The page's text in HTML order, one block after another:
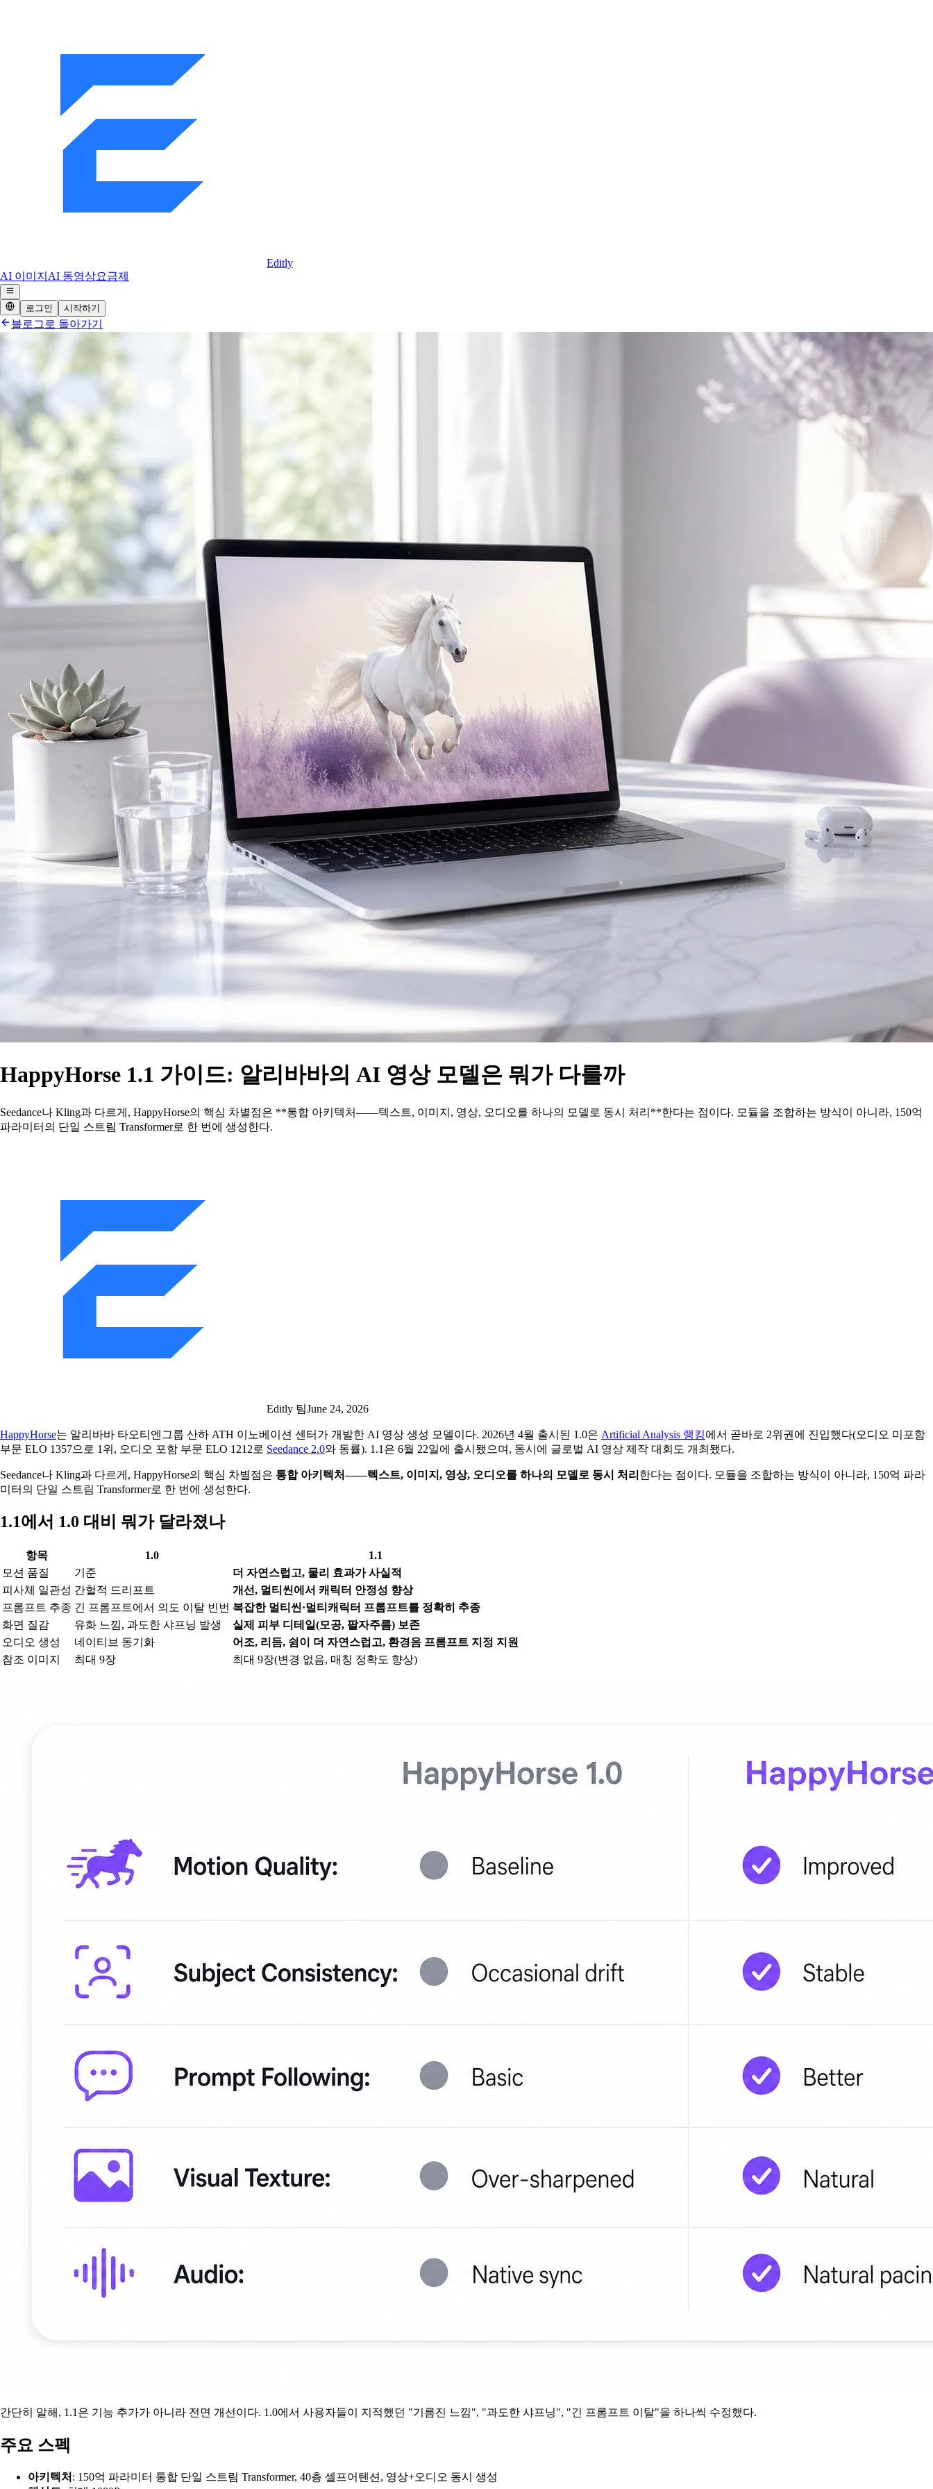
Editly
AI 이미지 AI 동영상요금제
로그인 시작하기
블로그로 돌아가기
HappyHorse 1.1 가이드: 알리바바의 AI 영상 모델은 뭐가 다를까
Seedance나 Kling과 다르게, HappyHorse의 핵심 차별점은 **통합 아키텍처——텍스트, 이미지, 영상, 오디오를 하나의 모델로 동시 처리**한다는 점이다. 모듈을 조합하는 방식이 아니라, 150억
파라미터의 단일 스트림 Transformer로 한 번에 생성한다.
Editly 팀June 24, 2026
HappyHorse는 알리바바 타오티엔그룹 산하 ATH 이노베이션 센터가 개발한 AI 영상 생성 모델이다. 2026년 4월 출시된 1.0은 Artificial Analysis 랭킹에서 곧바로 2위권에 진입했다(오디오 미포함
부문 ELO 1357으로 1위, 오디오 포함 부문 ELO 1212로 Seedance 2.0와 동률). 1.1은 6월 22일에 출시됐으며, 동시에 글로벌 AI 영상 제작 대회도 개최됐다.
Seedance나 Kling과 다르게, HappyHorse의 핵심 차별점은 통합 아키텍처——텍스트, 이미지, 영상, 오디오를 하나의 모델로 동시 처리 한다는 점이다. 모듈을 조합하는 방식이 아니라, 150억 파라
미터의 단일 스트림 Transformer로 한 번에 생성한다.
1.1에서 1.0 대비 뭐가 달라졌나
항목 1.0
1.1
모션 품질
기준
더 자연스럽고, 물리 효과가 사실적
피사체 일관성 간헐적 드리프트
개선, 멀티씬에서 캐릭터 안정성 향상
프롬프트 추종 긴 프롬프트에서 의도 이탈 빈번 복잡한 멀티씬·멀티캐릭터 프롬프트를 정확히 추종
화면 질감
유화 느낌, 과도한 샤프닝 발생
실제 피부 디테일(모공, 팔자주름) 보존
오디오 생성
네이티브 동기화
어조, 리듬, 쉼이 더 자연스럽고, 환경음 프롬프트 지정 지원
참조 이미지
최대 9장 최대 9장(변경 없음, 매칭 정확도 향상)
간단히 말해, 1.1은 기능 추가가 아니라 전면 개선이다. 1.0에서 사용자들이 지적했던 "기름진 느낌", "과도한 샤프닝", "긴 프롬프트 이탈"을 하나씩 수정했다.
주요 스펙
아키텍처 : 150억 파라미터 통합 단일 스트림 Transformer, 40층 셀프어텐션, 영상+오디오 동시 생성